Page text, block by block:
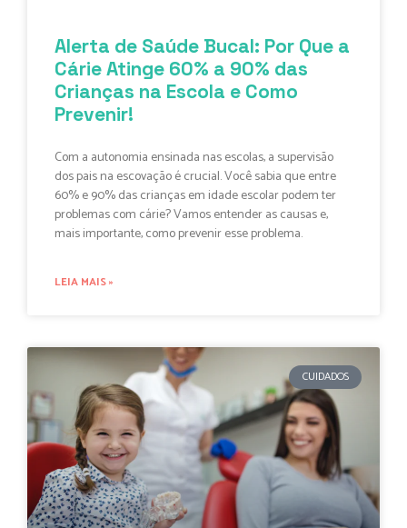
Alerta de Saúde Bucal: Por Que a
Cárie Atinge 60% a 90% das
Crianças na Escola e Como
Prevenir!
Com a autonomia ensinada nas escolas, a supervisão
dos pais na escovação é crucial. Você sabia que entre
60% e 90% das crianças em idade escolar podem ter
problemas com cárie? Vamos entender as causas e,
mais importante, como prevenir esse problema.
LEIA MAIS »
CUIDADOS